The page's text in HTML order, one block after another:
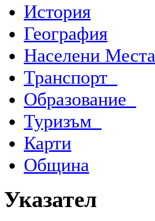
История
География
Населени Места
Транспорт
Образование
Туризъм
Карти
Община
Указател